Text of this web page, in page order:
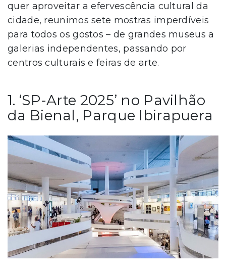
quer aproveitar a efervescência cultural da
cidade, reunimos sete mostras imperdíveis
para todos os gostos – de grandes museus a
galerias independentes, passando por
centros culturais e feiras de arte.
1. ‘SP-Arte 2025’ no Pavilhão
da Bienal, Parque Ibirapuera